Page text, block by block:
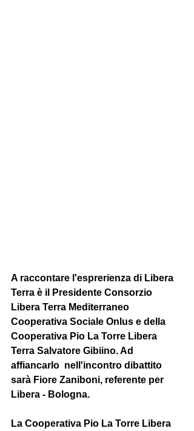
A raccontare l'esprerienza di Libera
Terra è il Presidente Consorzio
Libera Terra Mediterraneo
Cooperativa Sociale Onlus e della
Cooperativa Pio La Torre Libera
Terra Salvatore Gibiino. Ad
affiancarlo  nell'incontro dibattito
sarà Fiore Zaniboni, referente per
Libera - Bologna.
La Cooperativa Pio La Torre Libera